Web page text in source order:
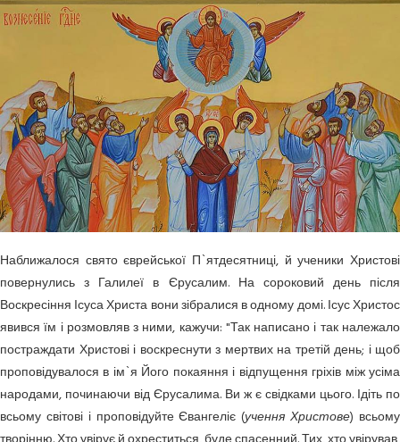
Наближалося свято єврейської П`ятдесятниці, й ученики Христові
повернулись з Галилеї в Єрусалим. На сороковий день після
Воскресіння Ісуса Христа вони зібралися в одному домі. Ісус Христос
явився їм і розмовляв з ними, кажучи: "Так написано і так належало
постраждати Христові і воскреснути з мертвих на третій день; і щоб
проповідувалося в ім`я Його покаяння і відпущення гріхів між усіма
народами, починаючи від Єрусалима. Ви ж є свідками цього. Ідіть по
всьому світові і проповідуйте Євангеліє (учення Христове) всьому